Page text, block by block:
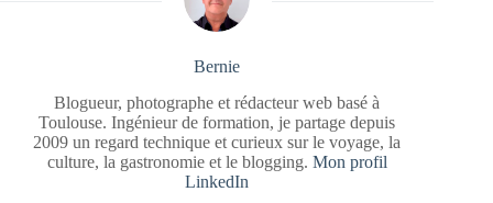
Bernie
Blogueur, photographe et rédacteur web basé à
Toulouse. Ingénieur de formation, je partage depuis
2009 un regard technique et curieux sur le voyage, la
culture, la gastronomie et le blogging. Mon profil
LinkedIn